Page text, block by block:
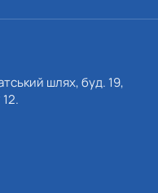
шлях, буд. 19,